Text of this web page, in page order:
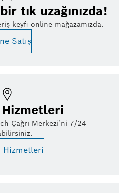
tık uzağınızda!
keyfi online mağazamızda.
Satış
Çağrı Merkezi’ni 7/24
Hizmetleri